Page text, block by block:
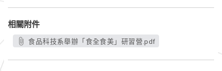
相關附件
食品科技系舉辦「食全食美」研習營.pdf